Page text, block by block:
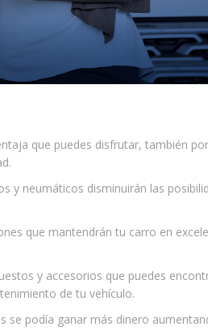
que puedes disfrutar, también
y neumáticos disminuirán las
que mantendrán tu carro en
y accesorios que puedes
de tu vehículo.
se podía ganar más dinero